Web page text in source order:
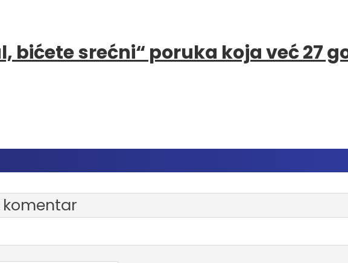
bićete srećni“ poruka koja već 27